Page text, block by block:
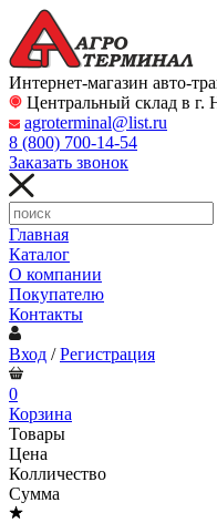
Интернет-магазин авто-
Центральный склад в г.
agroterminal@list.ru
8 (800) 700-14-54
Заказать звонок
Главная
Каталог
О компании
Покупателю
Контакты
Вход /Регистрация
0
Корзина
Товары
Цена
Колличество
Сумма